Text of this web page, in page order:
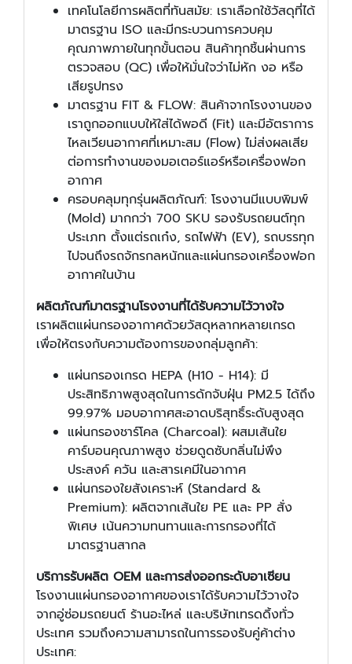
เทคโนโลยีการผลิตที่ทันสมัย: เราเลือกใช้วัสดุที่ได้
มาตรฐาน ISO และมีกระบวนการควบคุม
คุณภาพภายในทุกขั้นตอน สินค้าทุกชิ้นผ่านการ
ตรวจสอบ (QC) เพื่อให้มั่นใจว่าไม่หัก งอ หรือ
เสียรูปทรง
มาตรฐาน FIT & FLOW: สินค้าจากโรงงานของ
เราถูกออกแบบให้ใส่ได้พอดี (Fit) และมีอัตราการ
ไหลเวียนอากาศที่เหมาะสม (Flow) ไม่ส่งผลเสีย
ต่อการทำงานของมอเตอร์แอร์หรือเครื่องฟอก
อากาศ
ครอบคลุมทุกรุ่นผลิตภัณฑ์: โรงงานมีแบบพิมพ์
(Mold) มากกว่า 700 SKU รองรับรถยนต์ทุก
ประเภท ตั้งแต่รถเก๋ง, รถไฟฟ้า (EV), รถบรรทุก
ไปจนถึงรถจักรกลหนักและแผ่นกรองเครื่องฟอก
อากาศในบ้าน
ผลิตภัณฑ์มาตรฐานโรงงานที่ได้รับความไว้วางใจ
เราผลิตแผ่นกรองอากาศด้วยวัสดุหลากหลายเกรด
เพื่อให้ตรงกับความต้องการของกลุ่มลูกค้า:
แผ่นกรองเกรด HEPA (H10 - H14): มี
ประสิทธิภาพสูงสุดในการดักจับฝุ่น PM2.5 ได้ถึง
99.97% มอบอากาศสะอาดบริสุทธิ์ระดับสูงสุด
แผ่นกรองชาร์โคล (Charcoal): ผสมเส้นใย
คาร์บอนคุณภาพสูง ช่วยดูดซับกลิ่นไม่พึง
ประสงค์ ควัน และสารเคมีในอากาศ
แผ่นกรองใยสังเคราะห์ (Standard &
Premium): ผลิตจากเส้นใย PE และ PP สั่ง
พิเศษ เน้นความทนทานและการกรองที่ได้
มาตรฐานสากล
บริการรับผลิต OEM และการส่งออกระดับอาเซียน
โรงงานแผ่นกรองอากาศของเราได้รับความไว้วางใจ
จากอู่ซ่อมรถยนต์ ร้านอะไหล่ และบริษัทเทรดดิ้งทั่ว
ประเทศ รวมถึงความสามารถในการรองรับคู่ค้าต่าง
ประเทศ: